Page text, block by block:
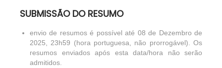
SUBMISSÃO DO RESUMO
envio de resumos é possível até 08 de Dezembro de
2025, 23h59 (hora portuguesa, não prorrogável). Os
resumos enviados após esta data/hora não serão
admitidos.